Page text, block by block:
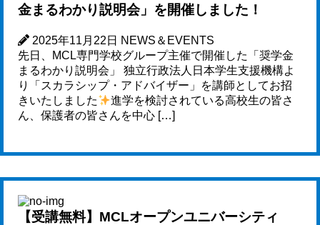
金まるわかり説明会」を開催しました！
2025年11月22日 NEWS＆EVENTS
先日、MCL専門学校グループ主催で開催した「奨学金
まるわかり説明会」 独立行政法人日本学生支援機構よ
り「スカラシップ・アドバイザー」を講師としてお招
きいたしました
進学を検討されている高校生の皆さ
ん、保護者の皆さんを中心 […]
【受講無料】MCLオープンユニバーシティ